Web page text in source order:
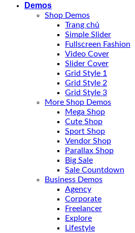
Demos
Shop Demos
Trang chủ
Simple Slider
Fullscreen Fashion
Video Cover
Slider Cover
Grid Style 1
Grid Style 2
Grid Style 3
More Shop Demos
Mega Shop
Cute Shop
Sport Shop
Vendor Shop
Parallax Shop
Big Sale
Sale Countdown
Business Demos
Agency
Corporate
Freelancer
Explore
Lifestyle